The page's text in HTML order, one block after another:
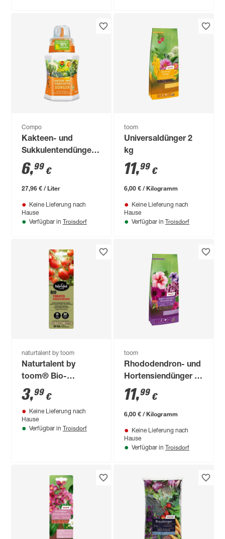
Compo
Kakteen- und
Sukkulentendünger
250 ml
6,99 €
27,96 € / Liter
Keine Lieferung nach
Hause
Verfügbar in Troisdorf
toom
Universaldünger 2
kg
11,99 €
6,00 € / Kilogramm
Keine Lieferung nach
Hause
Verfügbar in Troisdorf
naturtalent by toom
Naturtalent by
toom® Bio-
Tomatendüngestäbchen
30 Stück
3,99 €
Keine Lieferung nach
Hause
Verfügbar in Troisdorf
toom
Rhododendron- und
Hortensiendünger 2
kg
11,99 €
6,00 € / Kilogramm
Keine Lieferung nach
Hause
Verfügbar in Troisdorf